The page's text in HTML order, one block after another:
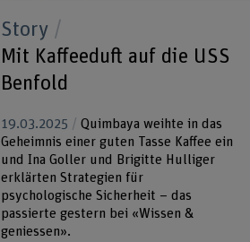
Story
Mit Kaffeeduft auf die USS
Benfold
19.03.2025
Quimbaya weihte in das
Geheimnis einer guten Tasse Kaffee ein
und Ina Goller und Brigitte Hulliger
erklärten Strategien für
psychologische Sicherheit – das
passierte gestern bei «Wissen &
geniessen».